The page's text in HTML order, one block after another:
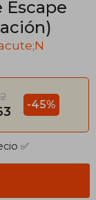
Escape
-45%
✅